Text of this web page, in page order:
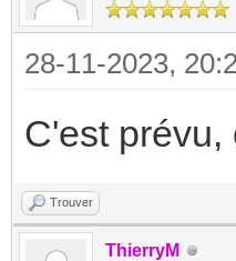
28-11-2023,
C'est prévu,
Trouver
ThierryM